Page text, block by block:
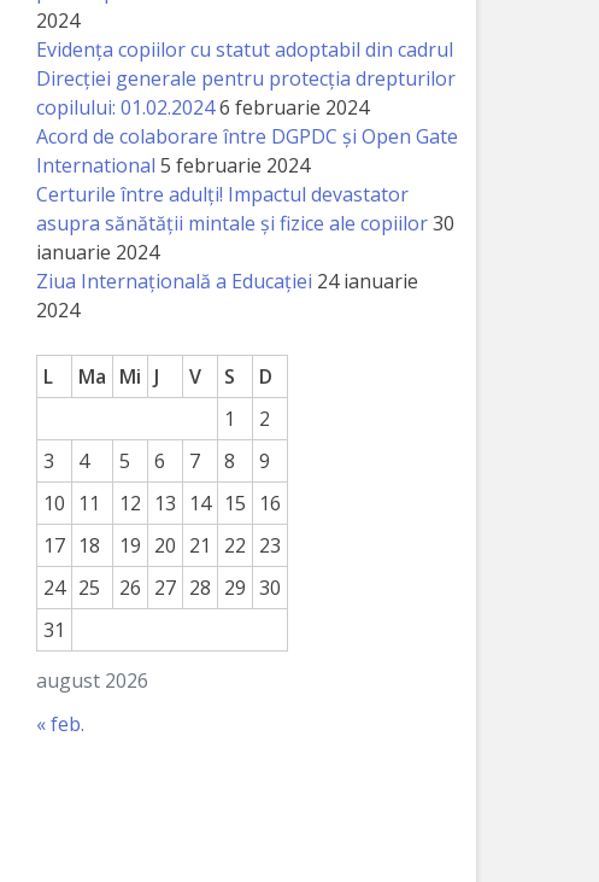
2024
Evidența copiilor cu statut adoptabil din cadrul
Direcției generale pentru protecția drepturilor
copilului: 01.02.20246 februarie 2024
Acord de colaborare între DGPDC și Open Gate
International 5 februarie 2024
Certurile între adulți! Impactul devastator
asupra sănătății mintale și fizice ale copiilor30
ianuarie 2024
Ziua Internațională a Educației 24 ianuarie
2024
august 2026
L Ma Mi J V S
D
1
2
3
4 5 6 7 8
9
10
11 12 13 14 15
16
17 18 19 20 21 22 23
24 25 26 27 28 29 30
31
« feb.